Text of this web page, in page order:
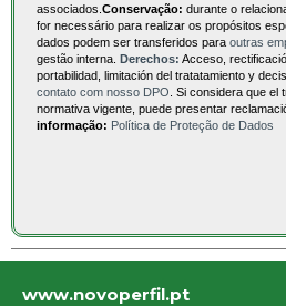
associados. Conservação: durante o
for necessário para realizar os propósitos
dados podem ser transferidos para outras
gestão interna. Derechos: Acceso,
portabilidad, limitación del tratatamiento y
contato com nosso DPO . Si considera que
normativa vigente, puede presentar
informação: Política de Proteção de Dados
www.novoperfil.pt